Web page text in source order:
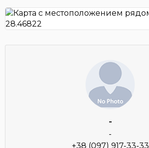
-
-
+38 (097) 917-33-33